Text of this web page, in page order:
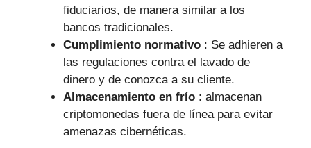
fiduciarios, de manera similar a los
bancos tradicionales.
Cumplimiento normativo : Se adhieren a
las regulaciones contra el lavado de
dinero y de conozca a su cliente.
Almacenamiento en frío : almacenan
criptomonedas fuera de línea para evitar
amenazas cibernéticas.